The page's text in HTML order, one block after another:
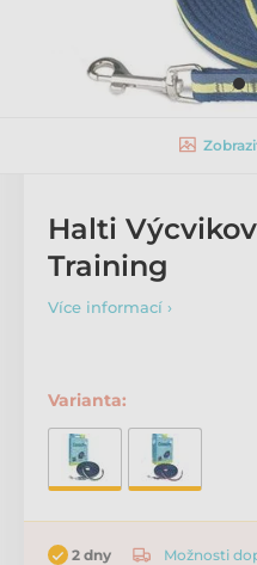
Halti
Training
Více informací ›
Varianta:
2 dny
Možnosti